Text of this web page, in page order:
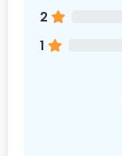
2
1